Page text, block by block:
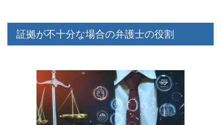
証拠が不十分な場合の弁護士の役割